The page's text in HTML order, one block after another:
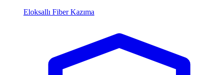
Eloksallı Fiber Kazıma